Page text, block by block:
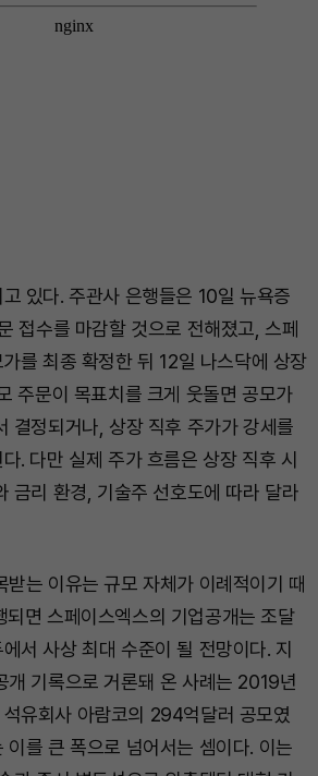
있다. 주관사 은행들은 10일 뉴욕증
접수를 마감할 것으로 전해졌고, 스페
를 최종 확정한 뒤 12일 나스닥에 상장
주문이 목표치를 크게 웃돌면 공모가
결정되거나, 상장 직후 주가가 강세를
. 다만 실제 주가 흐름은 상장 직후 시
금리 환경, 기술주 선호도에 따라 달라
받는 이유는 규모 자체가 이례적이기 때
되면 스페이스엑스의 기업공개는 조달
서 사상 최대 수준이 될 전망이다. 지
개 기록으로 거론돼 온 사례는 2019년
유회사 아람코의 294억달러 공모였
이를 큰 폭으로 넘어서는 셈이다. 이는